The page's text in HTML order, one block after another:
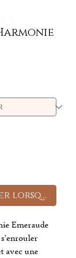
lorsque
Emeraude
avec une